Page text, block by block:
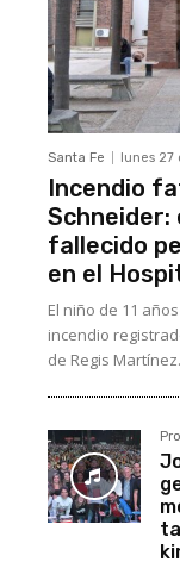
Santa Fe lunes
Incendio
Schneider:
fallecido
en el
El niño de 11
incendio
de Regis